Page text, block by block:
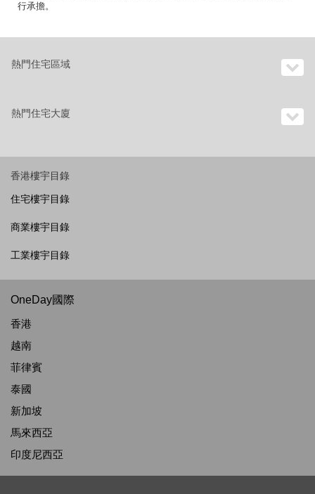
行承擔。
熱門住宅區域
熱門住宅大廈
香港樓宇目錄
住宅樓宇目錄
商業樓宇目錄
工業樓宇目錄
OneDay國際
香港
越南
菲律賓
泰國
新加坡
馬來西亞
印度尼西亞